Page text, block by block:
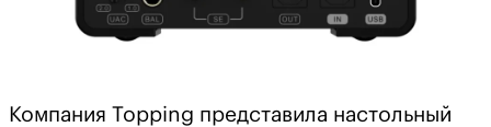
Компания Topping представила настольный